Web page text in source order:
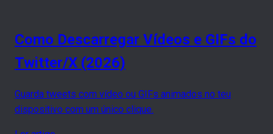
Como Descarregar Vídeos e GIFs do
Twitter/X (2026)
Guarda tweets com vídeo ou GIFs animados no teu
dispositivo com um único clique.